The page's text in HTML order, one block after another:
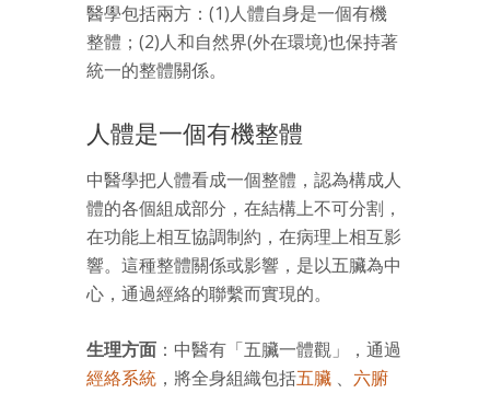
醫學包括兩方：(1)人體自身是一個有機
整體；(2)人和自然界(外在環境)也保持著
統一的整體關係。
人體是一個有機整體
中醫學把人體看成一個整體，認為構成人
體的各個組成部分，在結構上不可分割，
在功能上相互協調制約，在病理上相互影
響。這種整體關係或影響，是以五臟為中
心，通過經絡的聯繫而實現的。
生理方面 ：中醫有「五臟一體觀」，通過
經絡系統 ，將全身組織包括五臟 、 六腑